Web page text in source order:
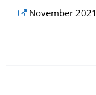
November 2021